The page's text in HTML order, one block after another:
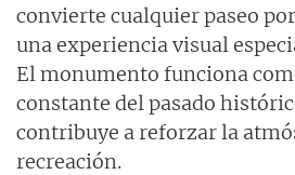
convierte cualquier paseo
una experiencia visual
El monumento funciona
constante del pasado
contribuye a reforzar la
recreación.